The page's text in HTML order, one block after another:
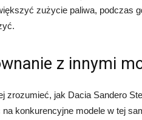
zużycie paliwa, podczas
z innymi
zrozumieć, jak Dacia Sandero
konkurencyjne modele w tej